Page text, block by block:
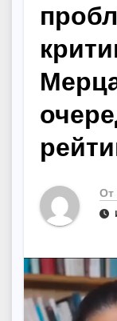
От